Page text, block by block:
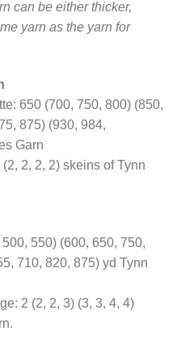
can be either thicker,
yarn as the yarn for
650 (700, 750, 800) (850,
875) (930, 984,
Garn
2, 2, 2) skeins of Tynn
550) (600, 650, 750,
710, 820, 875) yd Tynn
2 (2, 2, 3) (3, 3, 4, 4)